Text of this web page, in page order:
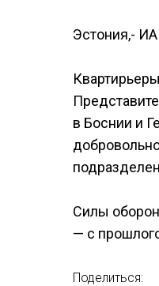
Эстония,-
в Боснии и
Силы
— с
Поделиться: